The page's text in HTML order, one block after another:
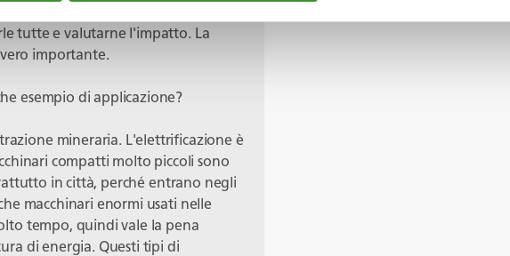
molte aree diverse, non si può
tutte e valutarne l'impatto. La
importante.
esempio di applicazione?
mineraria. L'elettrificazione è
compatti molto piccoli sono
in città, perché entrano negli
macchinari enormi usati nelle
tempo, quindi vale la pena
di energia. Questi tipi di